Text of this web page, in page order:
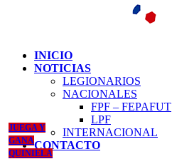
INICIO
NOTICIAS
LEGIONARIOS
NACIONALES
FPF – FEPAFUT
LPF
INTERNACIONAL
CONTACTO
JUEGA Y
GANA
QUINIELA